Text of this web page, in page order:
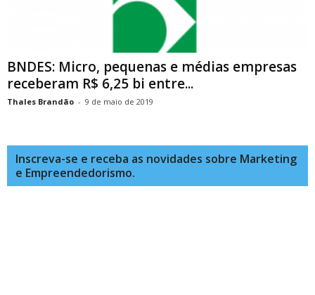
BNDES: Micro, pequenas e médias empresas
receberam R$ 6,25 bi entre...
Thales Brandão - 9 de maio de 2019
Inscreva-se e receba as novidades sobre Marketing
e Empreendedorismo.